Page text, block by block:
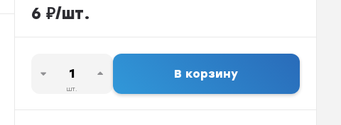
6 ₽/шт.
шт.
В корзину